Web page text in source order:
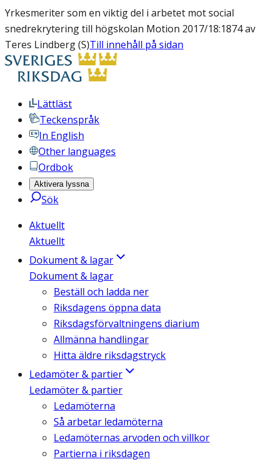
Yrkesmeriter som en viktig del i arbetet mot social
snedrekrytering till högskolan Motion 2017/18:1874 av
Teres Lindberg (S)Till innehåll på sidan
Lättläst
Teckenspråk
In English
Other languages
Ordbok
Aktivera lyssna
Sök
Aktuellt
Aktuellt
Dokument & lagar
Dokument & lagar
Beställ och ladda ner
Riksdagens öppna data
Riksdagsförvaltningens diarium
Allmänna handlingar
Hitta äldre riksdagstryck
Ledamöter & partier
Ledamöter & partier
Ledamöterna
Så arbetar ledamöterna
Ledamöternas arvoden och villkor
Partierna i riksdagen